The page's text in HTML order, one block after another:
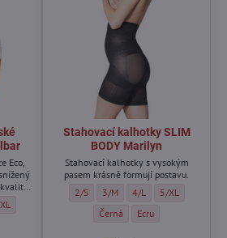
Eco,
eco-HO Wolbar - Velikost:
kalhotky eco-HO Wolbar - Velikost:
francouzské kalhotky eco-HO Wolbar - Velikost:
francouzské kalhotky eco-HO Wolbar - Velikost:
kalhotky eco-HO Wolbar - Barva:
kalhotky eco-HO Wolbar - Barva:
Stahovací kalhotky SLIM
BODY Marilyn
Stahovací kalhotky s vysokým
pasem krásně formují postavu.
Stahovací kalhotky SLIM BODY
2/S Stahovací kalhotky SLIM
3/M Stahovací kalhotky
4/L Stahovací
5/XL
Stahovací kalhotky SLIM
Černá Stahovací kalhotky
Ecru